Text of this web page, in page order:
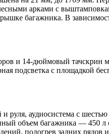
арками с
багажника. В
и 14-дюймовый тачскрин
подсветка с площадкой
руля, аудиосистема с
объем багажника — 450 л
подогрев задних рядов